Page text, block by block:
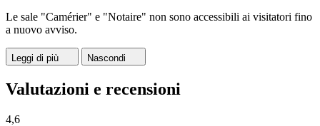
Le sale "Camérier" e "Notaire" non sono accessibili ai visitatori fino
a nuovo avviso.
Leggi di più Nascondi
Valutazioni e recensioni
4,6